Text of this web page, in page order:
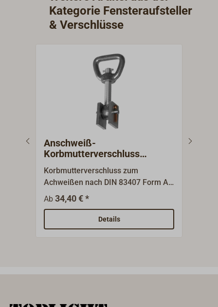
Kategorie Fensteraufsteller
& Verschlüsse
Anschweiß-
Korbmutterverschluss
Edelstahl / Stahl
Korbmutterverschluss zum
Achweißen nach DIN 83407 Form A.
Lieferumfang: Augenschraube und
Korbmutter aus Edelstahl,
Anschweißplatten aus Stahl,
Edelstahl-Bolzen und Kupfer-
Ab34,40 € *
Details